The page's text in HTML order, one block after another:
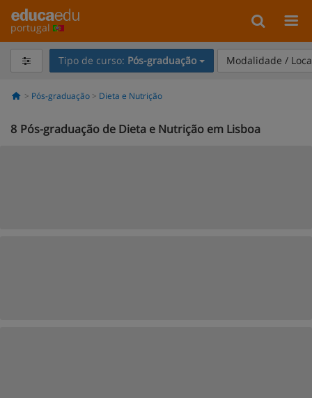
portugal
Tipo de curso: Pós-graduação Modalidade /
Pós-graduação Dieta e Nutrição
8 Pós-graduação de Dieta e Nutrição em Lisboa